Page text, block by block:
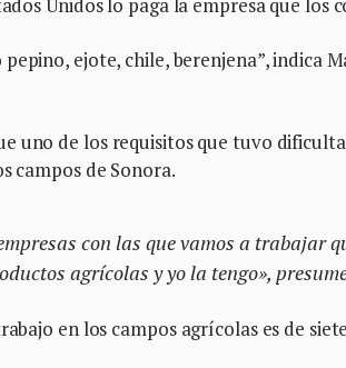
ejote, chile, berenjena”, indica
uno de los requisitos que tuvo
campos de Sonora.
con las que vamos a trabajar
agrícolas y yo la tengo»,
en los campos agrícolas es de